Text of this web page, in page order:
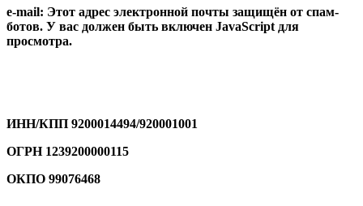
e-mail: Этот адрес электронной почты защищён от спам-
ботов. У вас должен быть включен JavaScript для
просмотра.
ИНН/КПП 9200014494/920001001
ОГРН 1239200000115
ОКПО 99076468